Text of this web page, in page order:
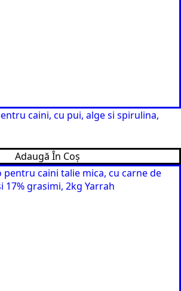
caini, cu pui, alge si spirulina,
Adaugă În Coș